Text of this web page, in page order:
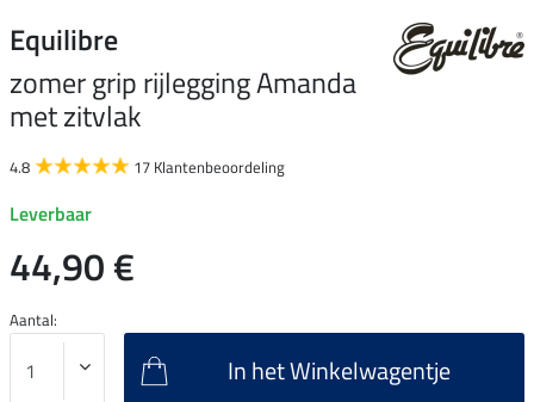
Equilibre
zomer grip rijlegging Amanda
met zitvlak
4.8 17 Klantenbeoordeling
Leverbaar
44,90 €
Aantal:
In het Winkelwagentje